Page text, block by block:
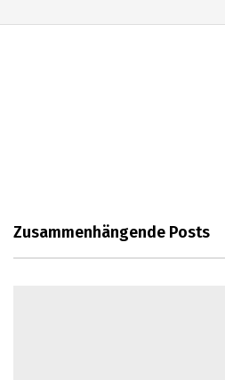
Unternehmen
Zusammenhängende Posts